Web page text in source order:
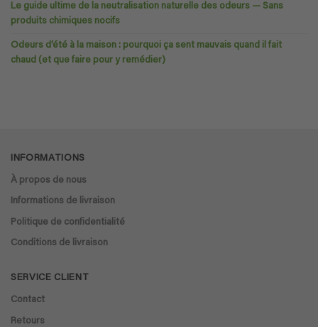
Le guide ultime de la neutralisation naturelle des odeurs — Sans
produits chimiques nocifs
Odeurs d’été à la maison : pourquoi ça sent mauvais quand il fait
chaud (et que faire pour y remédier)
INFORMATIONS
À propos de nous
Informations de livraison
Politique de confidentialité
Conditions de livraison
SERVICE CLIENT
Contact
Retours